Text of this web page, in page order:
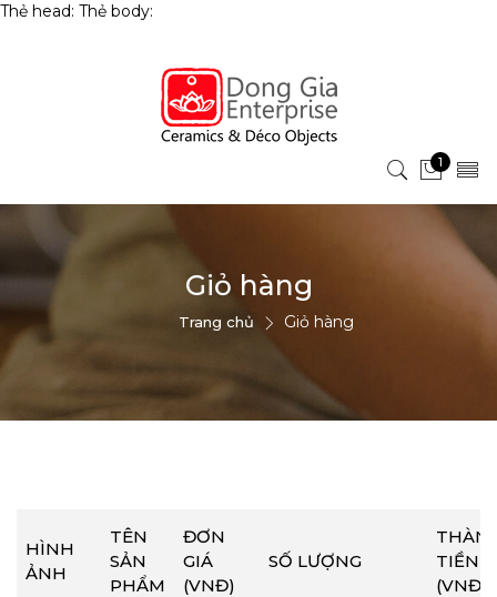
Thẻ head: Thẻ body:
1
Giỏ hàng
Trang chủ Giỏ hàng
HÌNH
ẢNH
TÊN
SẢN
PHẨM
ĐƠN
GIÁ
(VNĐ)
SỐ LƯỢNG
TIỀN
(VNĐ)